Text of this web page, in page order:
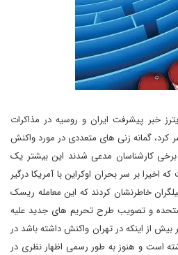
خبر پیشرفت ایران و روسیه در مذاکرات
کرد، گمانه زنی های متعددی در مورد واکنش
کارشناسان مدعی شدند این بیشتر یک
بر سر بحران اوکراین با آمریکا درگیر
خاطرنشان کردند که این معامله ریسک
متحده و تصویب طرح تحریم های جدید علیه
بیش از اینکه در تهران واکنش داشته باشد در
است و هنوز به طور رسمی اظهار نظری در